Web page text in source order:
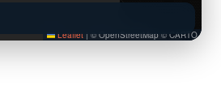
Leaflet | © OpenStreetMap © CARTO